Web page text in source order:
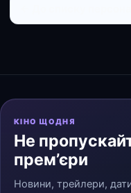
КІНО ЩОДНЯ
Не
прем’єри
Новини, трейлери,